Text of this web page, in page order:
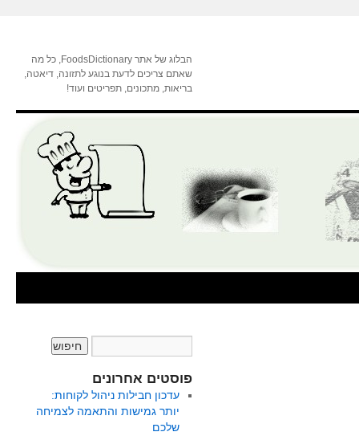
הבלוג של אתר FoodsDictionary, כל מה
שאתם צריכים לדעת בנוגע לתזונה, דיאטה,
בריאות, מתכונים, תפריטים ועוד!
פוסטים אחרונים
עדכון חבילות ניהול לקוחות:
יותר גמישות והתאמה לצמיחה
שלכם